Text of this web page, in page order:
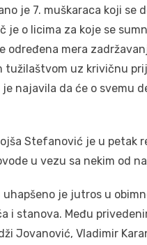
je 7. muškaraca koji se
je o licima za koje se
određena mera
tužilaštvom uz krivičnu
najavila da će o svemu
Stefanović je u petak
u vezu sa nekim od
je jutros u
i stanova. Među
Jovanović, Vladimir